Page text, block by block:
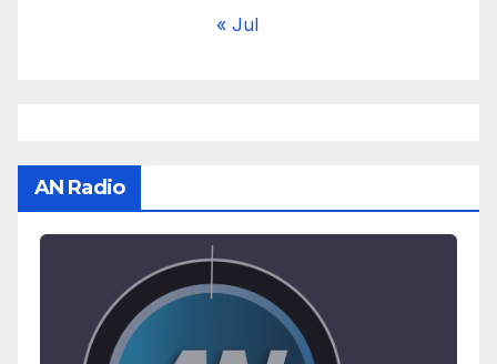
« Jul
AN Radio